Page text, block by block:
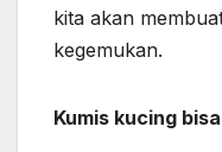
kita akan
kegemukan.
Kumis kucing